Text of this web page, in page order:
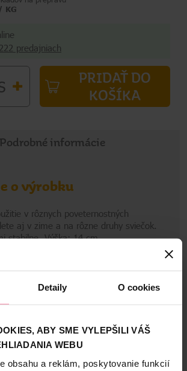
Detaily O cookies
ABY SME VYLEPŠILI VÁŠ
WEBU
obsahu a reklám, poskytovanie funkcií
KG
predajniach
+
PRIDAŤ DO
KOŠÍKA
Podrobné informácie
o výrobku
v rôznych poveternostných
aj v zime a na rôzne druhy sviečok.
stabilne. Výška: 14 cm
o výrobcovi
Bezpečnosť a balenie